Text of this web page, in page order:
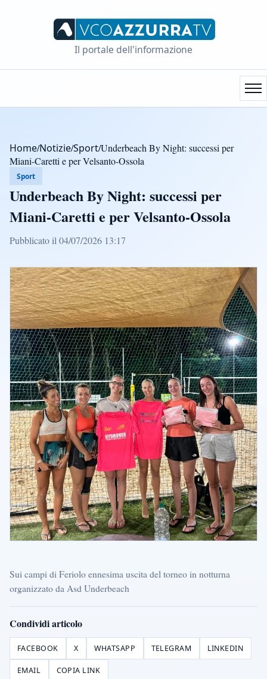
Il portale dell'informazione
Home/Notizie/Sport/Underbeach By Night: successi per
Miani-Caretti e per Velsanto-Ossola
Sport
Underbeach By Night: successi per
Miani-Caretti e per Velsanto-Ossola
Pubblicato il 04/07/2026 13:17
Sui campi di Feriolo ennesima uscita del torneo in notturna
organizzato da Asd Underbeach
Condividi articolo
FACEBOOK X WHATSAPP TELEGRAM LINKEDIN
EMAIL COPIA LINK